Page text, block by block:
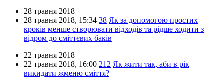
28 травня 2018
28 травня 2018, 15:34 38 Як за допомогою простих
кроків менше створювати відходів та рідше ходити з
відром до сміттєвих баків
22 травня 2018
22 травня 2018, 16:00 212 Як жити так, аби в рік
викидати жменю сміття?